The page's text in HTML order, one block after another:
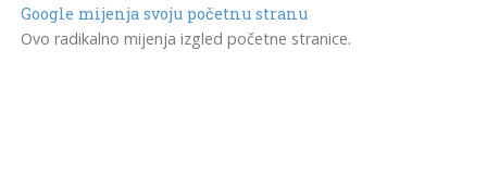
Google mijenja svoju početnu stranu
Ovo radikalno mijenja izgled početne stranice.